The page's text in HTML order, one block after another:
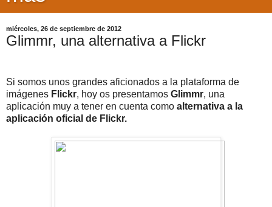
miércoles, 26 de septiembre de 2012
Glimmr, una alternativa a Flickr
Si somos unos grandes aficionados a la plataforma de
imágenes Flickr, hoy os presentamos Glimmr, una
aplicación muy a tener en cuenta como alternativa a la
aplicación oficial de Flickr.